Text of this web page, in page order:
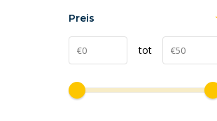
Preis
tot